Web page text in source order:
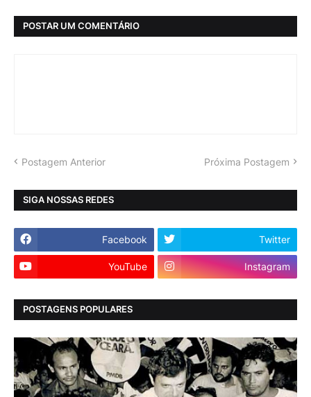
POSTAR UM COMENTÁRIO
Postagem Anterior Próxima Postagem
SIGA NOSSAS REDES
Facebook Twitter
YouTube Instagram
POSTAGENS POPULARES